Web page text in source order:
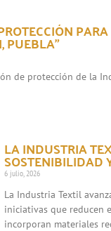
PUEBLA”
de protección de la
LA INDUSTRIA
SOSTENIBILIDAD
6 julio, 2026
La Industria Textil
iniciativas que reducen
incorporan materiales